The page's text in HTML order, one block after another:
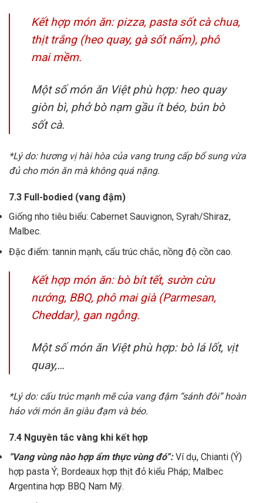
Kết hợp món ăn: pizza, pasta sốt cà chua,
thịt trắng (heo quay, gà sốt nấm), phô
mai mềm.
Một số món ăn Việt phù hợp: heo quay
giòn bì, phở bò nạm gầu ít béo, bún bò
sốt cà.
*Lý do: hương vị hài hòa của vang trung cấp bổ sung vừa
đủ cho món ăn mà không quá nặng.
7.3 Full-bodied (vang đậm)
Giống nho tiêu biểu: Cabernet Sauvignon, Syrah/Shiraz,
Malbec.
Đặc điểm: tannin mạnh, cấu trúc chắc, nồng độ cồn cao.
Kết hợp món ăn: bò bít tết, sườn cừu
nướng, BBQ, phô mai già (Parmesan,
Cheddar), gan ngỗng.
Một số món ăn Việt phù hợp: bò lá lốt, vịt
quay,…
*Lý do: cấu trúc mạnh mẽ của vang đậm “sánh đôi” hoàn
hảo với món ăn giàu đạm và béo.
7.4 Nguyên tắc vàng khi kết hợp
“Vang vùng nào hợp ẩm thực vùng đó”:Ví dụ, Chianti (Ý)
hợp pasta Ý; Bordeaux hợp thịt đỏ kiểu Pháp; Malbec
Argentina hợp BBQ Nam Mỹ.